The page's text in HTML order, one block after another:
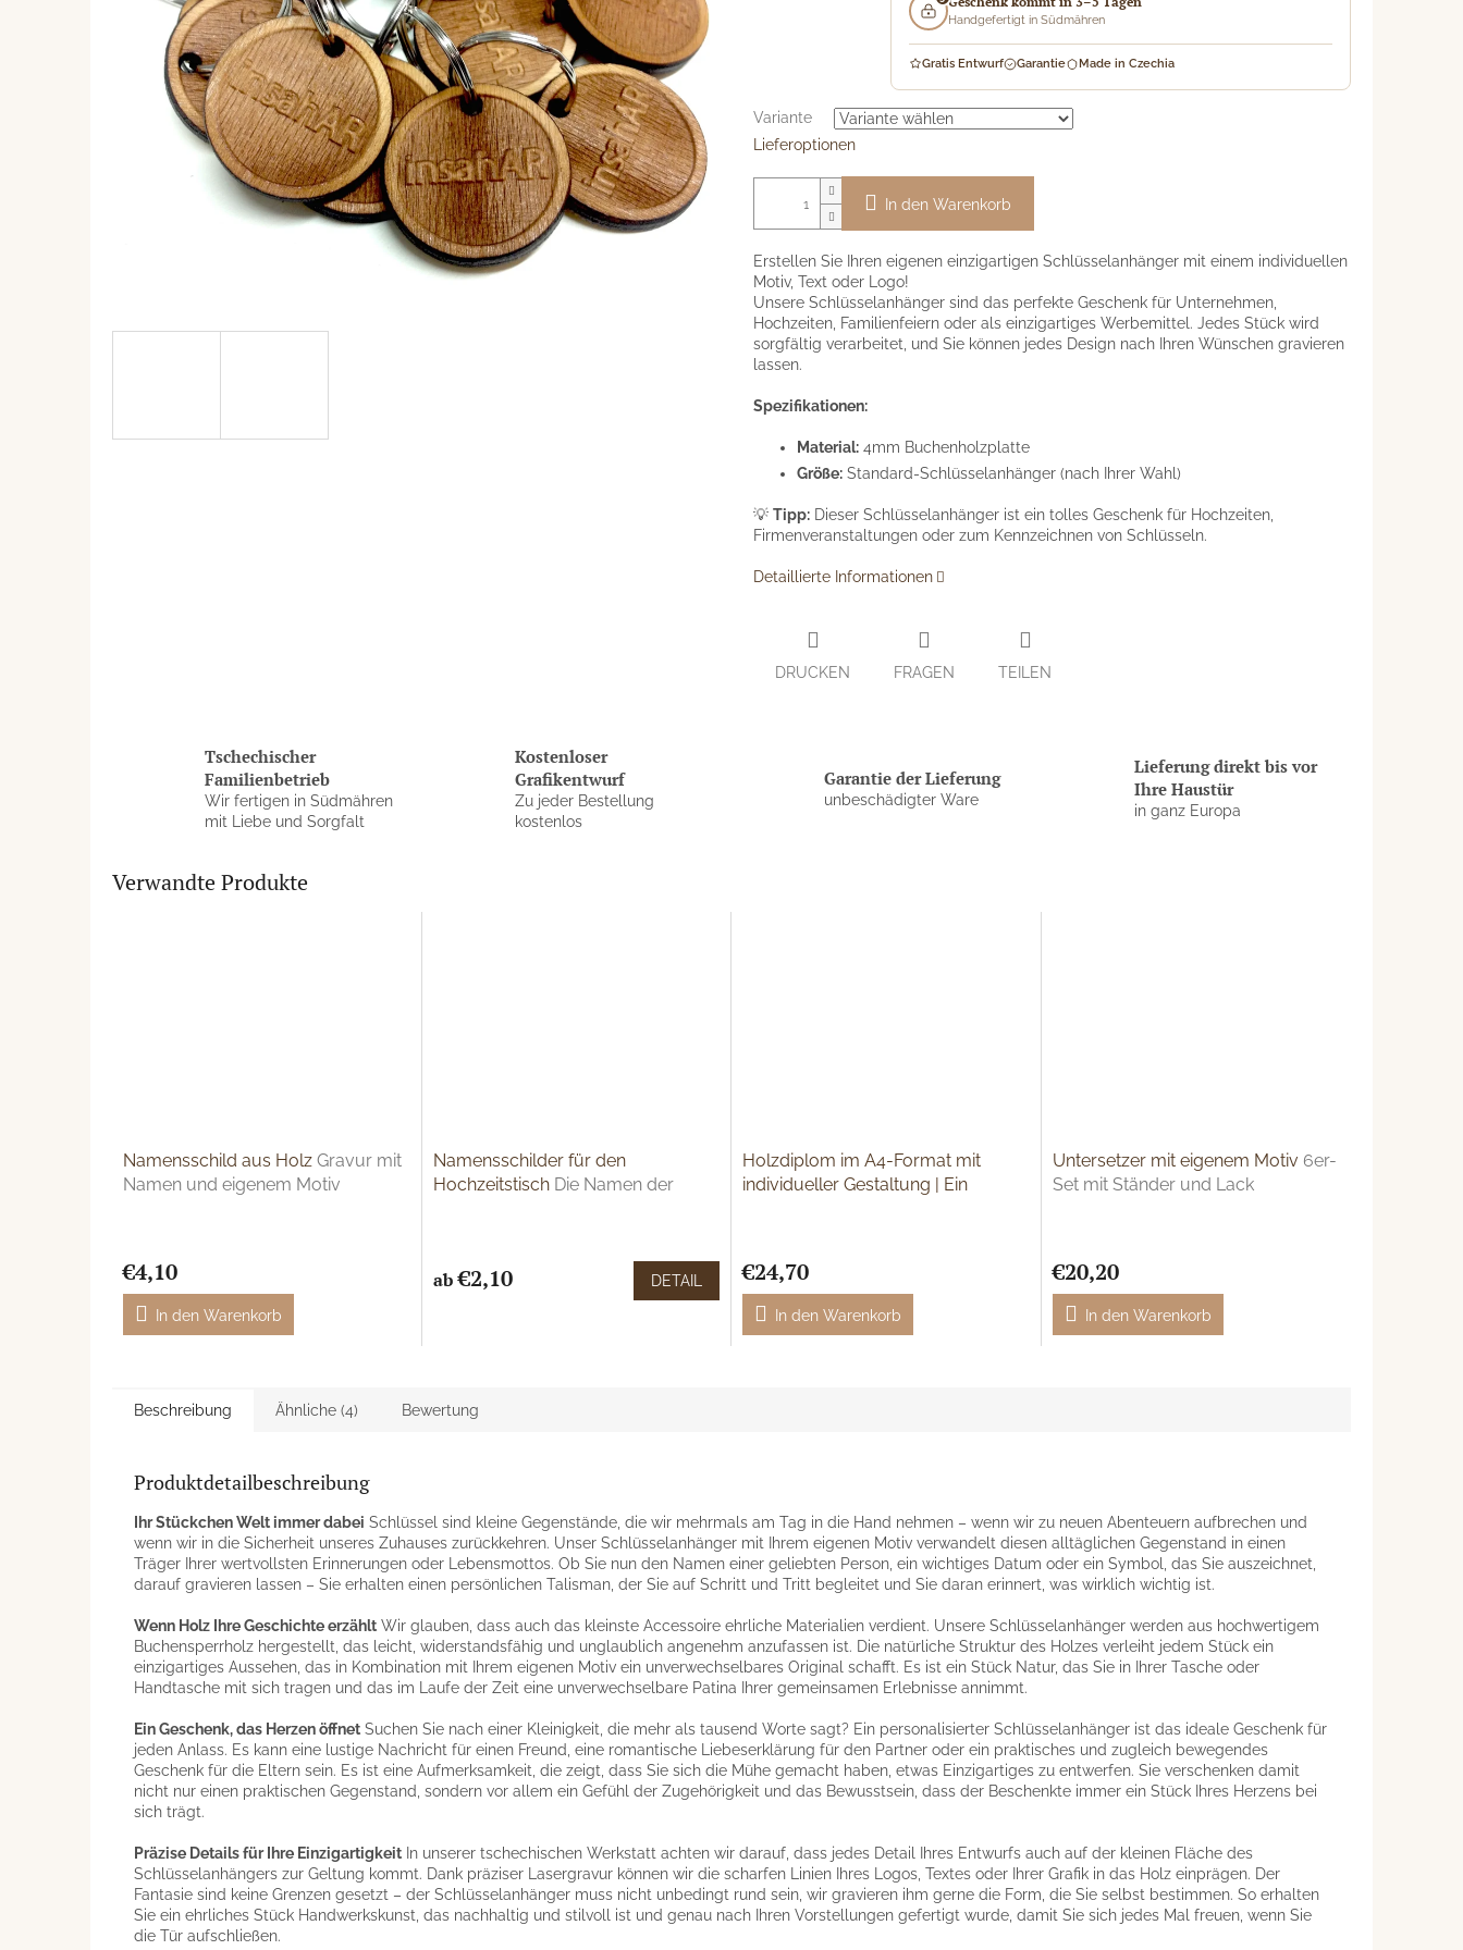
Handgefertigt in Südmähren
Gratis Entwurf Garantie Made in Czechia
Variante
Lieferoptionen
In den Warenkorb
Erstellen Sie Ihren eigenen einzigartigen Schlüsselanhänger mit einem individuellen
Motiv, Text oder Logo!
Unsere Schlüsselanhänger sind das perfekte Geschenk für Unternehmen,
Hochzeiten, Familienfeiern oder als einzigartiges Werbemittel. Jedes Stück wird
sorgfältig verarbeitet, und Sie können jedes Design nach Ihren Wünschen gravieren
lassen.
Spezifikationen:
Material: 4mm Buchenholzplatte
Größe: Standard-Schlüsselanhänger (nach Ihrer Wahl)
💡 Tipp: Dieser Schlüsselanhänger ist ein tolles Geschenk für Hochzeiten,
Firmenveranstaltungen oder zum Kennzeichnen von Schlüsseln.
Detaillierte Informationen
DRUCKEN FRAGEN TEILEN
Tschechischer
Familienbetrieb
Wir fertigen in Südmähren
mit Liebe und Sorgfalt
Kostenloser
Grafikentwurf
Zu jeder Bestellung
kostenlos
Garantie der Lieferung
unbeschädigter Ware
Lieferung direkt bis vor
Ihre Haustür
in ganz Europa
Verwandte Produkte
Namensschild aus Holz Gravur mit
Namen und eigenem Motiv
€4,10
In den Warenkorb
Namensschilder für den
Hochzeitstisch Die Namen der
ab€2,10 DETAIL
Holzdiplom im A4-Format mit
individueller Gestaltung | Ein
€24,70
In den Warenkorb
Untersetzer mit eigenem Motiv 6er-
Set mit Ständer und Lack
€20,20
In den Warenkorb
Beschreibung Ähnliche (4) Bewertung
Produktdetailbeschreibung
Ihr Stückchen Welt immer dabei Schlüssel sind kleine Gegenstände, die wir mehrmals am Tag in die Hand nehmen – wenn wir zu neuen Abenteuern aufbrechen und
wenn wir in die Sicherheit unseres Zuhauses zurückkehren. Unser Schlüsselanhänger mit Ihrem eigenen Motiv verwandelt diesen alltäglichen Gegenstand in einen
Träger Ihrer wertvollsten Erinnerungen oder Lebensmottos. Ob Sie nun den Namen einer geliebten Person, ein wichtiges Datum oder ein Symbol, das Sie auszeichnet,
darauf gravieren lassen – Sie erhalten einen persönlichen Talisman, der Sie auf Schritt und Tritt begleitet und Sie daran erinnert, was wirklich wichtig ist.
Wenn Holz Ihre Geschichte erzählt Wir glauben, dass auch das kleinste Accessoire ehrliche Materialien verdient. Unsere Schlüsselanhänger werden aus hochwertigem
Buchensperrholz hergestellt, das leicht, widerstandsfähig und unglaublich angenehm anzufassen ist. Die natürliche Struktur des Holzes verleiht jedem Stück ein
einzigartiges Aussehen, das in Kombination mit Ihrem eigenen Motiv ein unverwechselbares Original schafft. Es ist ein Stück Natur, das Sie in Ihrer Tasche oder
Handtasche mit sich tragen und das im Laufe der Zeit eine unverwechselbare Patina Ihrer gemeinsamen Erlebnisse annimmt.
Ein Geschenk, das Herzen öffnet Suchen Sie nach einer Kleinigkeit, die mehr als tausend Worte sagt? Ein personalisierter Schlüsselanhänger ist das ideale Geschenk für
jeden Anlass. Es kann eine lustige Nachricht für einen Freund, eine romantische Liebeserklärung für den Partner oder ein praktisches und zugleich bewegendes
Geschenk für die Eltern sein. Es ist eine Aufmerksamkeit, die zeigt, dass Sie sich die Mühe gemacht haben, etwas Einzigartiges zu entwerfen. Sie verschenken damit
nicht nur einen praktischen Gegenstand, sondern vor allem ein Gefühl der Zugehörigkeit und das Bewusstsein, dass der Beschenkte immer ein Stück Ihres Herzens bei
sich trägt.
Präzise Details für Ihre Einzigartigkeit In unserer tschechischen Werkstatt achten wir darauf, dass jedes Detail Ihres Entwurfs auch auf der kleinen Fläche des
Schlüsselanhängers zur Geltung kommt. Dank präziser Lasergravur können wir die scharfen Linien Ihres Logos, Textes oder Ihrer Grafik in das Holz einprägen. Der
Fantasie sind keine Grenzen gesetzt – der Schlüsselanhänger muss nicht unbedingt rund sein, wir gravieren ihm gerne die Form, die Sie selbst bestimmen. So erhalten
Sie ein ehrliches Stück Handwerkskunst, das nachhaltig und stilvoll ist und genau nach Ihren Vorstellungen gefertigt wurde, damit Sie sich jedes Mal freuen, wenn Sie
die Tür aufschließen.